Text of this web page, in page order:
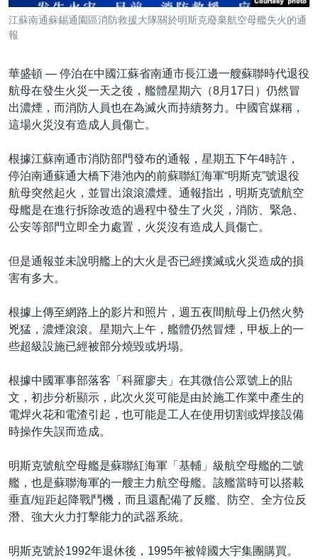
視頻
美國專訊
視頻存檔
音頻
新聞音頻
海外港人
美國透視
建國史話
廣播節目表
國語
關注我們
其他語言網站
江蘇南通蘇錫通園區消防救援大隊關於明斯克廢棄航空母艦失火的通
報
華盛頓 — 停泊在中國江蘇省南通市長江邊一艘蘇聯時代退役
航母在發生火災一天之後，艦體星期六（8月17日）仍然冒
出濃煙，而消防人員也在為滅火而持續努力。中國官媒稱，
這場火災沒有造成人員傷亡。
根據江蘇南通市消防部門發布的通報，星期五下午4時許，
停泊南通蘇通大橋下港池內的前蘇聯紅海軍“明斯克”號退役
航母突然起火，並冒出滾滾濃煙。通報指出，明斯克號航空
母艦是在進行拆除改造的過程中發生了火災，消防、緊急、
公安等部門立即全力處置，火災沒有造成人員傷亡。
但是通報並未說明艦上的大火是否已經撲滅或火災造成的損
害有多大。
根據上傳至網路上的影片和照片，週五夜間航母上仍然火勢
兇猛，濃煙滾滾。星期六上午，艦體仍然冒煙，甲板上的一
些超級設施已經被部分燒毀或坍塌。
根據中國軍事部落客「科羅廖夫」在其微信公眾號上的貼
文，初步分析顯示，此次火災可能是由於施工作業中產生的
電焊火花和電渣引起，也可能是工人在使用切割或焊接設備
時操作失誤而造成。
明斯克號航空母艦是蘇聯紅海軍「基輔」級航空母艦的二號
艦，也是蘇聯海軍的一艘主力航空母艦。該艦當時可以搭載
垂直/短距起降戰鬥機，而且還配備了反艦、防空、全方位反
潛、強大火力打擊能力的武器系統。
明斯克號於1992年退休後，1995年被韓國大宇集團購買。